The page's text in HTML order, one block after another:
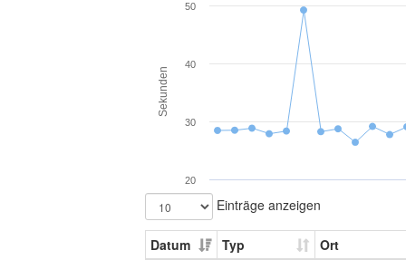
Sekunden
20
30
40
50
Einträge anzeigen
Datum Typ
Ort